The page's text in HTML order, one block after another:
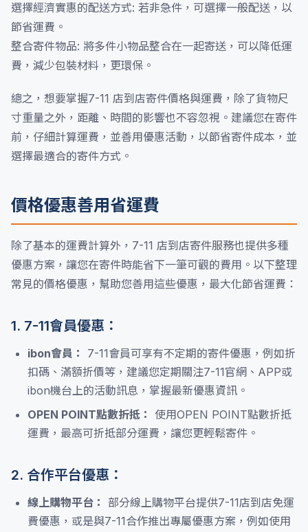
選擇經濟實惠的配送方式: 若非急件，可選擇一般配送，以
節省運費。
整合寄件物品: 將多件小物品整合在一起寄送，可以降低運
費，減少包裝材料，更環保。
總之，想要掌握7-11 店到店寄件價格與運費，除了貨物尺
寸重量之外，距離、時間的影響也不容忽視。建議您在寄件
前，仔細計算運費，並善用優惠活動，以節省寄件成本，並
選擇最適合的寄件方式。
價格優惠善用省運費
除了基本的運費計算外，7-11 店到店寄件服務也提供多種
優惠方案，讓您在寄件時能省下一筆可觀的費用。以下整理
常見的價格優惠，幫助您善用這些優惠，最大化節省運費：
1. 7-11會員優惠：
ibon會員：
7-11會員可享有不定期的寄件優惠，例如折
扣碼、滿額折價等，建議您定期關注7-11官網、APP或
ibon機台上的活動訊息，掌握最新優惠資訊。
OPEN POINT點數折抵： 使用OPEN POINT點數折抵
運費，最高可折抵部分運費，讓您更輕鬆寄件。
2. 合作平台優惠：
線上購物平台： 部分線上購物平台提供7-11店到店免運
費優惠，或是與7-11合作推出專屬優惠方案，例如使用